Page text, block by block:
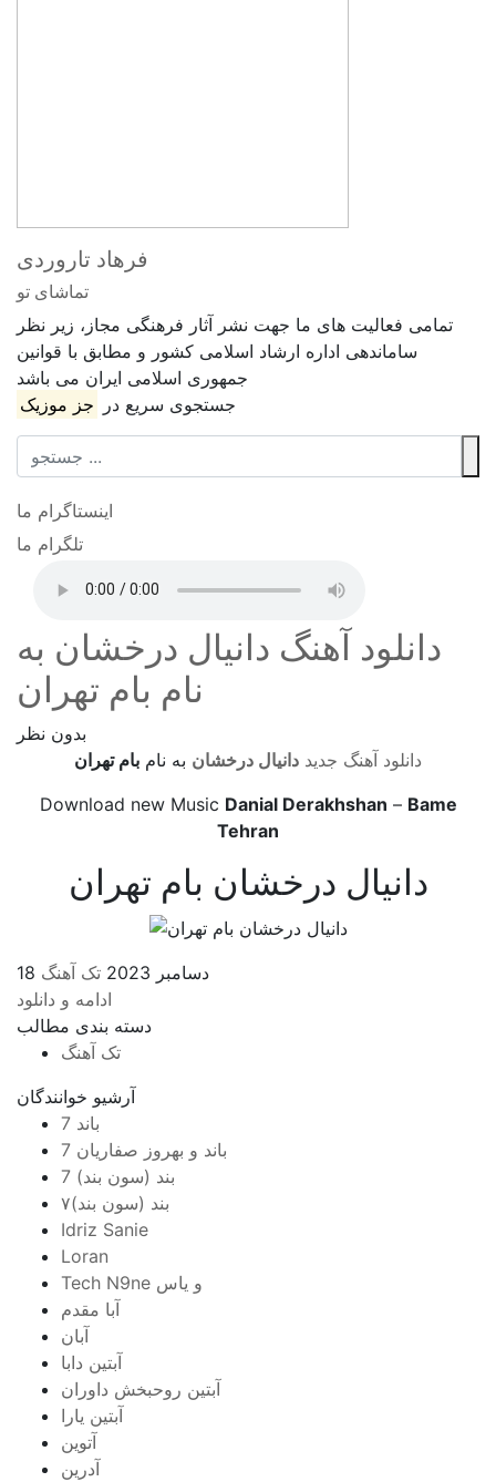
فرهاد تاروردی
تماشای تو
تمامی فعالیت های ما جهت نشر آثار فرهنگی مجاز، زیر نظر
ساماندهی اداره ارشاد اسلامی کشور و مطابق با قوانین
جمهوری اسلامی ایران می باشد
جستجوی سریع در
جز موزیک
اینستاگرام ما
تلگرام ما
دانلود آهنگ دانیال درخشان به
نام بام تهران
بدون نظر
دانلود آهنگ جدید دانیال درخشان به نام بام تهران
Download new Music Danial Derakhshan – Bame
Tehran
دانیال درخشان بام تهران
18 دسامبر 2023
تک آهنگ
ادامه و دانلود
دسته بندی مطالب
تک آهنگ
آرشیو خوانندگان
7 باند
7 باند و بهروز صفاریان
7 بند (سون بند)
۷بند (سون بند)
Idriz Sanie
Loran
Tech N9ne و یاس
آبا مقدم
آبان
آبتین دابا
آبتین روحبخش داوران
آبتین یارا
آتوین
آدرین